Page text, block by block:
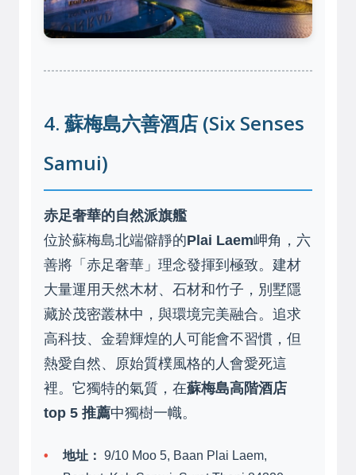
4. 蘇梅島六善酒店 (Six Senses
Samui)
赤足奢華的自然派旗艦
位於蘇梅島北端僻靜的Plai Laem岬角，六
善將「赤足奢華」理念發揮到極致。建材
大量運用天然木材、石材和竹子，別墅隱
藏於茂密叢林中，與環境完美融合。追求
高科技、金碧輝煌的人可能會不習慣，但
熱愛自然、原始質樸風格的人會愛死這
裡。它獨特的氣質，在蘇梅島高階酒店
top 5 推薦中獨樹一幟。
地址： 9/10 Moo 5, Baan Plai Laem,